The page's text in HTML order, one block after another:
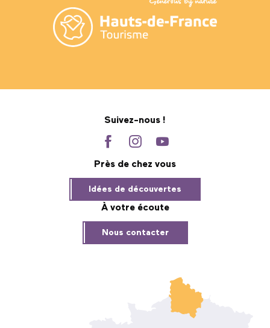
Suivez-nous !
Près de chez vous
Idées de découvertes
À votre écoute
Nous contacter